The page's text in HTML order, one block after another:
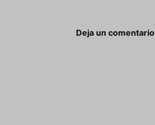
Deja un comentario